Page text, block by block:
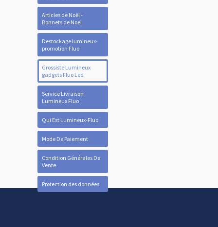
Articles de Noël -
Bonnets de Noel
Destockage lumineux-
promotion Fluo
Grossiste Lumineux
gadgets Fluo Led
Service Livraison
Lumineux Fluo
Qui Est Lumineux-Fluo
Mode De Paiement
Condition Générales De
Vente
Protection des données